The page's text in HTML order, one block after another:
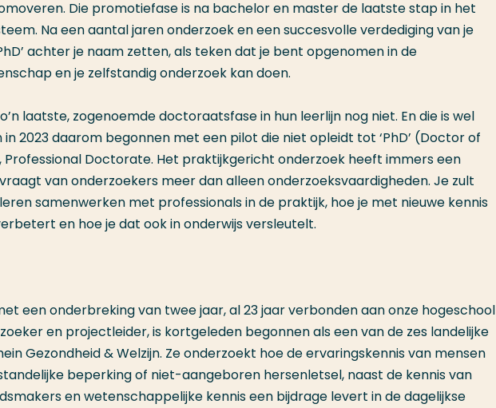
Die promotiefase is na bachelor en master de laatste stap in het
Na een aantal jaren onderzoek en een succesvolle verdediging van je
achter je naam zetten, als teken dat je bent opgenomen in de
en je zelfstandig onderzoek kan doen.
laatste, zogenoemde doctoraatsfase in hun leerlijn nog niet. En die is wel
in 2023 daarom begonnen met een pilot die niet opleidt tot ‘PhD’ (Doctor of
Professional Doctorate. Het praktijkgericht onderzoek heeft immers een
van onderzoekers meer dan alleen onderzoeksvaardigheden. Je zult
samenwerken met professionals in de praktijk, hoe je met nieuwe kennis
en hoe je dat ook in onderwijs versleutelt.
een onderbreking van twee jaar, al 23 jaar verbonden aan onze hogeschool
en projectleider, is kortgeleden begonnen als een van de zes landelijke
Gezondheid & Welzijn. Ze onderzoekt hoe de ervaringskennis van mensen
beperking of niet-aangeboren hersenletsel, naast de kennis van
en wetenschappelijke kennis een bijdrage levert in de dagelijkse